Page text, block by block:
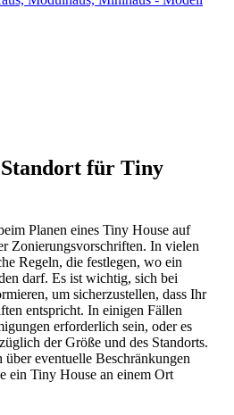
für Tiny
Planen eines Tiny House auf
Zonierungsvorschriften. In vielen
Regeln, die festlegen, wo ein
darf. Es ist wichtig, sich bei
um sicherzustellen, dass Ihr
entspricht. In einigen Fällen
erforderlich sein, oder es
der Größe und des Standorts.
eventuelle Beschränkungen
ein Tiny House an einem Ort